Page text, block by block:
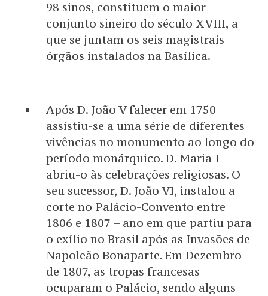
98 sinos, constituem o maior
conjunto sineiro do século XVIII, a
que se juntam os seis magistrais
órgãos instalados na Basílica.
Após D. João V falecer em 1750
assistiu-se a uma série de diferentes
vivências no monumento ao longo do
período monárquico. D. Maria I
abriu-o às celebrações religiosas. O
seu sucessor, D. João VI, instalou a
corte no Palácio-Convento entre
1806 e 1807 – ano em que partiu para
o exílio no Brasil após as Invasões de
Napoleão Bonaparte. Em Dezembro
de 1807, as tropas francesas
ocuparam o Palácio, sendo alguns